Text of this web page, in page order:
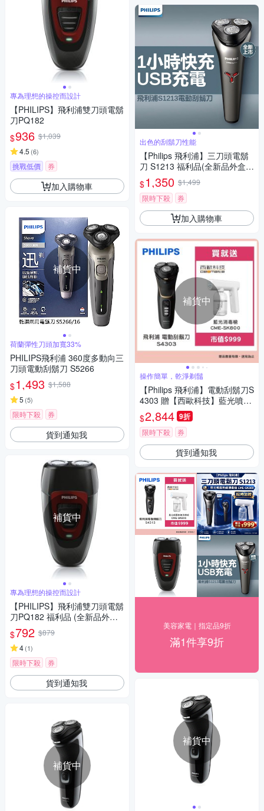
專為理想的操控而設計
【PHILIPS】飛利浦雙刀頭電鬍
刀PQ182
$936 $1,039
4.5 (6)
挑戰低價 券
加入購物車
補貨中
荷蘭彈性刀頭加寬33%
PHILIPS飛利浦 360度多動向三
刀頭電動刮鬍刀 S5266
$1,493 $1,588
5 (5)
限時下殺 券
貨到通知我
補貨中
專為理想的操控而設計
【PHILIPS】飛利浦雙刀頭電鬍
刀PQ182 福利品 (全新品外盒
凹損)
$792 $879
4(1)
限時下殺 券
貨到通知我
補貨中
出色的刮鬍刀性能
【Philips 飛利浦】三刀頭電鬍
刀 S1213 福利品(全新品外盒凹
損)
$1,350 $1,499
限時下殺
券
加入購物車
補貨中
操作簡單，乾淨剃鬚
【Philips 飛利浦】電動刮鬍刀S
4303 贈【西歐科技】藍光噴霧
無線消毒槍CME-SK800
$2,844 9折
限時下殺 券
貨到通知我
美容家電｜指定品9折
滿1件享9折
補貨中